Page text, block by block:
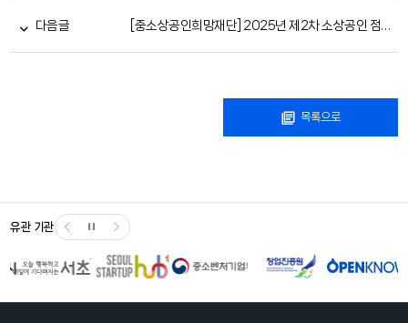
다음글
목록으로
유관 기관